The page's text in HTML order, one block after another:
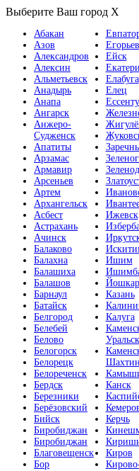
Выберите Ваш город X
Абакан
Азов
Александров
Алексин
Альметьевск
Анадырь
Анапа
Ангарск
Анжеро-
Судженск
Апатиты
Арзамас
Армавир
Арсеньев
Артем
Архангельск
Асбест
Астрахань
Ачинск
Балаково
Балахна
Балашиха
Балашов
Барнаул
Батайск
Белгород
Белебей
Белово
Белогорск
Белорецк
Белореченск
Бердск
Березники
Берёзовский
Бийск
Биробиджан
Биробиджан
Благовещенск
Бор
Ейск
Елабуга
Елец
Ижевск
Ишим
Казань
Калуга
Канск
Керчь
Киров